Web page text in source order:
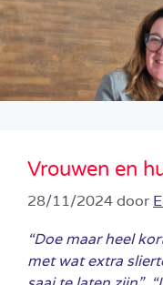
Vrouwen en
28/11/2024door
“Doe maar heel
met wat extra